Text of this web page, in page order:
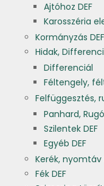
Ajtóhoz DEF
Karosszéria
Kormányzás DEF
Hidak,
Differenciál
Féltengely,
Felfüggesztés,
Panhard,
Szilentek DEF
Egyéb DEF
Kerék, nyomtáv
Fék DEF